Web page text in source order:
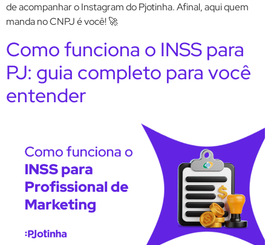
de acompanhar o Instagram do Pjotinha. Afinal, aqui quem
manda no CNPJ é você! 🚀
Como funciona o INSS para
PJ: guia completo para você
entender